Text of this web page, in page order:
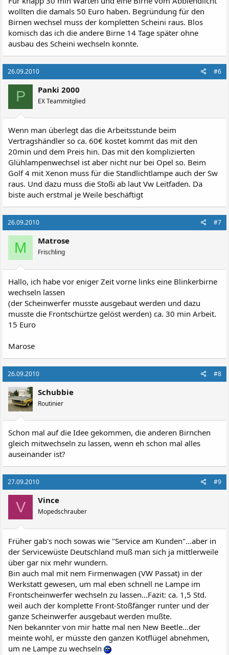
wollten die damals 50 Euro haben. Begründung für den
Birnen wechsel muss der kompletten Scheini raus. Blos
komisch das ich die andere Birne 14 Tage später ohne
ausbau des Scheini wechseln konnte.
26.09.2010 #6
P Panki 2000
EX Teammitglied
Wenn man überlegt das die Arbeitsstunde beim
Vertragshändler so ca. 60€ kostet kommt das mit den
20min und dem Preis hin. Das mit den komplizierten
Glühlampenwechsel ist aber nicht nur bei Opel so. Beim
Golf 4 mit Xenon muss für die Standlichtlampe auch der Sw
raus. Und dazu muss die Stoßi ab laut Vw Leitfaden. Da
biste auch erstmal je Weile beschäftigt
26.09.2010 #7
M Matrose
Frischling
Hallo, ich habe vor eniger Zeit vorne links eine Blinkerbirne
wechseln lassen
(der Scheinwerfer musste ausgebaut werden und dazu
musste die Frontschürtze gelöst werden) ca. 30 min Arbeit.
15 Euro
Marose
26.09.2010 #8
Schubbie
Routinier
Schon mal auf die Idee gekommen, die anderen Birnchen
gleich mitwechseln zu lassen, wenn eh schon mal alles
auseinander ist?
27.09.2010 #9
V Vince
Mopedschrauber
Früher gab's noch sowas wie "Service am Kunden"...aber in
der Servicewüste Deutschland muß man sich ja mittlerweile
über gar nix mehr wundern.
Bin auch mal mit nem Firmenwagen (VW Passat) in der
Werkstatt gewesen, um mal eben schnell ne Lampe im
Frontscheinwerfer wechseln zu lassen...Fazit: ca. 1,5 Std.
weil auch der komplette Front-Stoßfänger runter und der
ganze Scheinwerfer ausgebaut werden mußte.
Nen bekannter von mir hatte mal nen New Beetle...der
meinte wohl, er müsste den ganzen Kotflügel abnehmen,
um ne Lampe zu wechseln